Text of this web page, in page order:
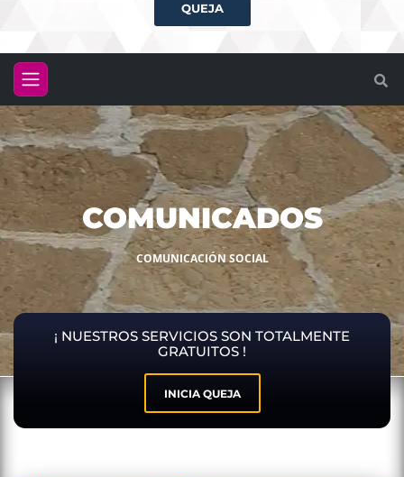
QUEJA
COMUNICADOS
COMUNICACIÓN SOCIAL
¡ NUESTROS SERVICIOS SON TOTALMENTE
GRATUITOS !
INICIA QUEJA